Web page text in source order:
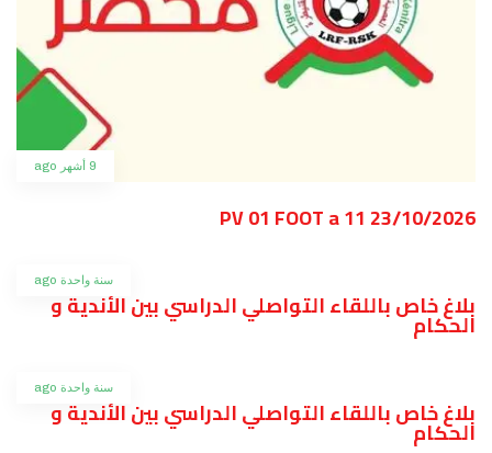
9 أشهر ago
PV 01 FOOT a 11 23/10/2026
سنة واحدة ago
بلاغ خاص باللقاء التواصلي الدراسي بين الأندية و
الحكام
سنة واحدة ago
بلاغ خاص باللقاء التواصلي الدراسي بين الأندية و
الحكام